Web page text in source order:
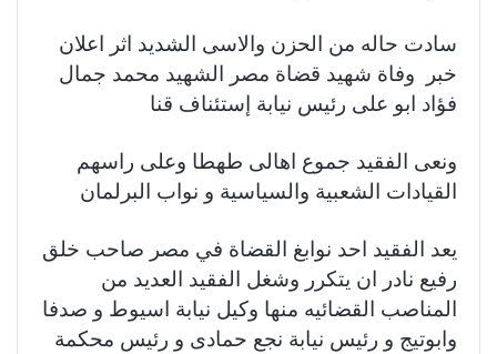
سادت حاله من الحزن والاسى الشديد اثر اعلان
خبر وفاة شهيد قضاة مصر الشهيد محمد جمال
فؤاد ابو على رئيس نيابة إستئناف قنا
ونعى الفقيد جموع اهالى طهطا وعلى راسهم
القيادات الشعبية والسياسية و نواب البرلمان
يعد الفقيد احد نوابغ القضاة في مصر صاحب خلق
رفيع نادر ان يتكرر وشغل الفقيد العديد من
المناصب القضائيه منها وكيل نيابة اسيوط و صدفا
وابوتيج و رئيس نيابة نجع حمادى و رئيس محكمة